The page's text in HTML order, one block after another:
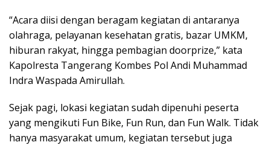
“Acara diisi dengan beragam kegiatan di antaranya
olahraga, pelayanan kesehatan gratis, bazar UMKM,
hiburan rakyat, hingga pembagian doorprize,” kata
Kapolresta Tangerang Kombes Pol Andi Muhammad
Indra Waspada Amirullah.
Sejak pagi, lokasi kegiatan sudah dipenuhi peserta
yang mengikuti Fun Bike, Fun Run, dan Fun Walk. Tidak
hanya masyarakat umum, kegiatan tersebut juga